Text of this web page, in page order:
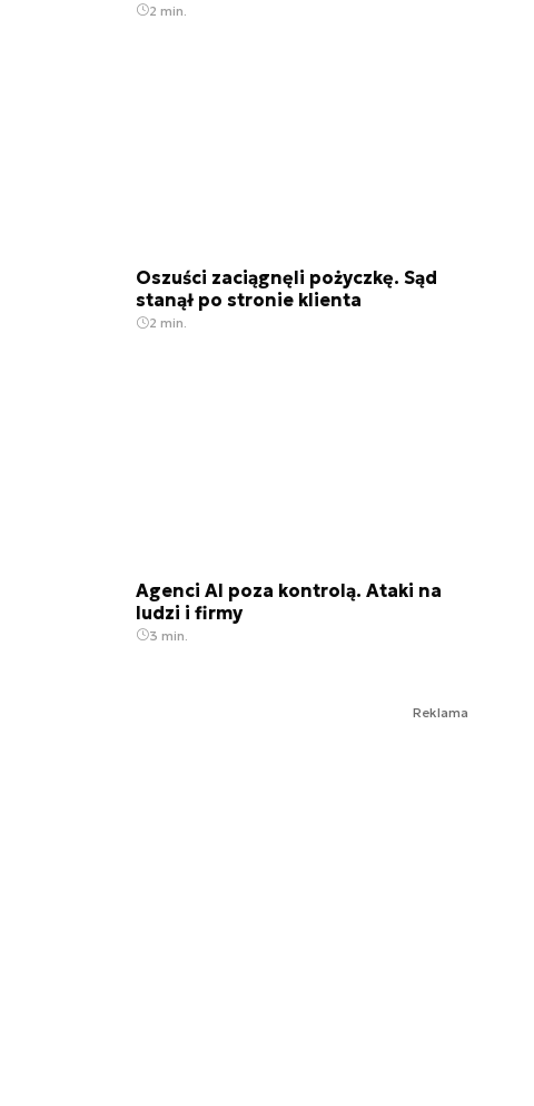
2 min.
Oszuści zaciągnęli pożyczkę. Sąd
stanął po stronie klienta
2 min.
Agenci AI poza kontrolą. Ataki na
ludzi i firmy
3 min.
Reklama